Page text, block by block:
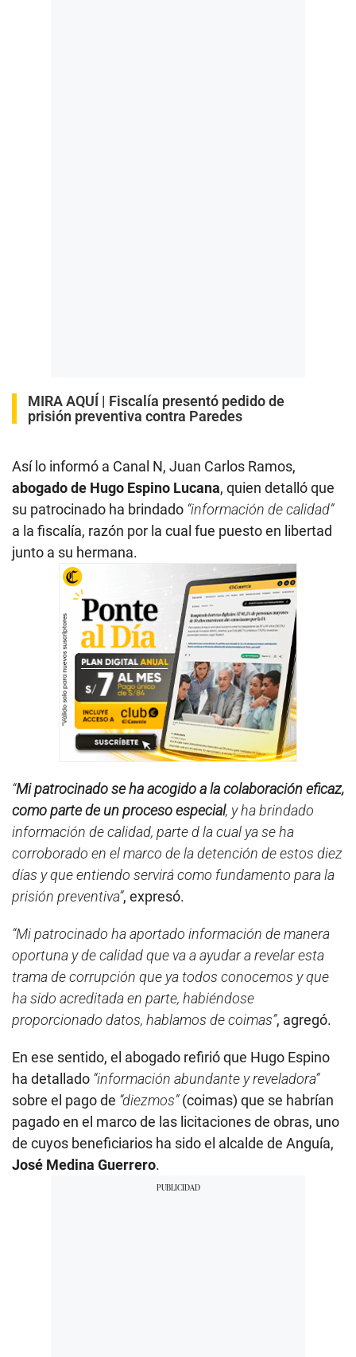
MIRA AQUÍ | Fiscalía presentó pedido de
prisión preventiva contra Paredes
Así lo informó a Canal N, Juan Carlos Ramos,
abogado de Hugo Espino Lucana, quien detalló que
su patrocinado ha brindado “información de calidad”
a la fiscalía, razón por la cual fue puesto en libertad
junto a su hermana.
“Mi patrocinado se ha acogido a la colaboración eficaz,
como parte de un proceso especial, y ha brindado
información de calidad, parte d la cual ya se ha
corroborado en el marco de la detención de estos diez
días y que entiendo servirá como fundamento para la
prisión preventiva”, expresó.
“Mi patrocinado ha aportado información de manera
oportuna y de calidad que va a ayudar a revelar esta
trama de corrupción que ya todos conocemos y que
ha sido acreditada en parte, habiéndose
proporcionado datos, hablamos de coimas”, agregó.
En ese sentido, el abogado refirió que Hugo Espino
ha detallado “información abundante y reveladora”
sobre el pago de “diezmos”(coimas) que se habrían
pagado en el marco de las licitaciones de obras, uno
de cuyos beneficiarios ha sido el alcalde de Anguía,
José Medina Guerrero.